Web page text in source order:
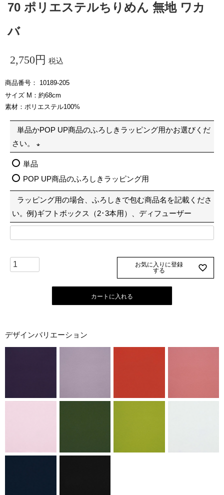
70 ポリエステルちりめん 無地 ワカ
バ
2,750 税込
商品番号
10189-205
サイズ M：約68cm
素材：ポリエステル100%
単品かPOP UP商品のふろしきラッピング用かお選びくだ
さい。
必
)
単品
POP UP商品のふろしきラッピング用
ラッピング用の場合、ふろしきで包む商品名を記載くださ
い。例)ギフトボックス（2･3本用）、ディフューザー
お気に入りに登録
する
カートに入れる
デザインバリエーション